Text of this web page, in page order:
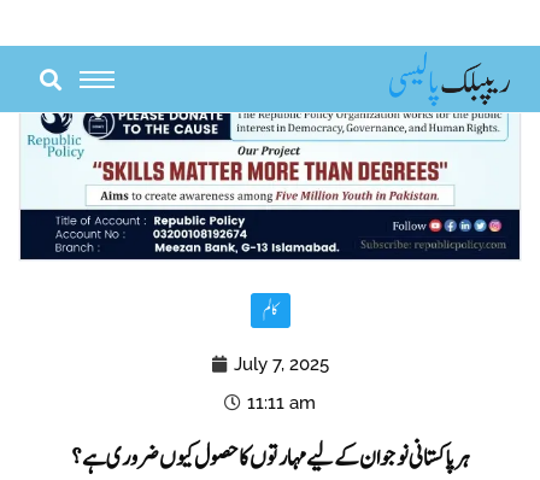
content
کالم
July 7, 2025
11:11 am
ہر پاکستانی نوجوان کے لیے مہارتوں کا حصول کیوں ضروری ہے؟